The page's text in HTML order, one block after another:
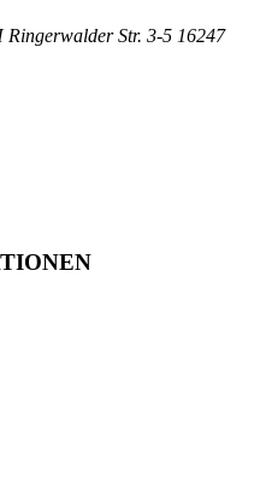
Ringerwalder Str. 3-5 16247